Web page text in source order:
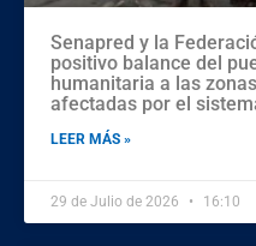
Senapred y la
positivo balance del
humanitaria a las
afectadas por el
LEER MÁS »
29 de Julio de 2026 16:10